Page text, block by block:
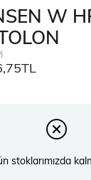
W
stoklarımızda